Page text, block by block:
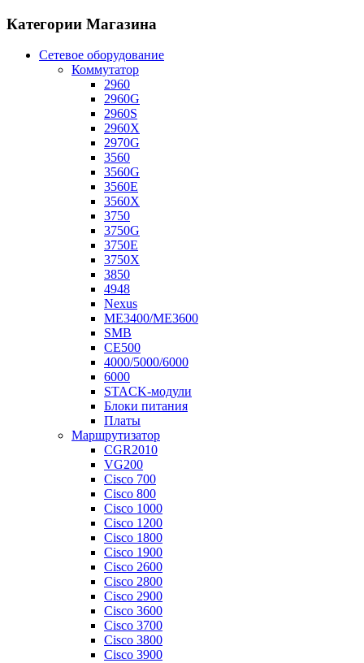
Категории Магазина
Сетевое оборудование
Коммутатор
2960
2960G
2960S
2960X
2970G
3560
3560G
3560E
3560X
3750
3750G
3750E
3750X
3850
4948
Nexus
ME3400/ME3600
SMB
CE500
4000/5000/6000
6000
STACK-модули
Блоки питания
Платы
Маршрутизатор
CGR2010
VG200
Cisco 700
Cisco 800
Cisco 1000
Cisco 1200
Cisco 1800
Cisco 1900
Cisco 2600
Cisco 2800
Cisco 2900
Cisco 3600
Cisco 3700
Cisco 3800
Cisco 3900